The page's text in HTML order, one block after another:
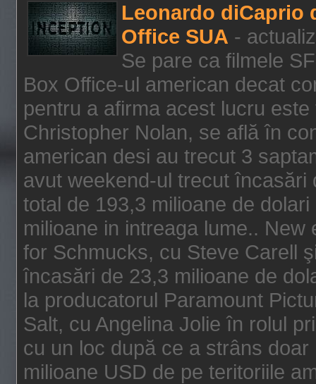
Leonardo diCaprio
Office SUA -
Se pare ca filmele
Box Office-ul american decat
pentru a afirma acest lucru
Christopher Nolan, se află în
american desi au trecut 3
avut weekend-ul trecut încasări
total de 193,3 milioane de
milioane in intreaga lume..
for Schmucks, cu Steve Carell
încasări de 23,3 milioane de
la producatorul Paramount
Salt, cu Angelina Jolie în rolul
cu un loc după ce a strâns
milioane USD de pe teritoriile